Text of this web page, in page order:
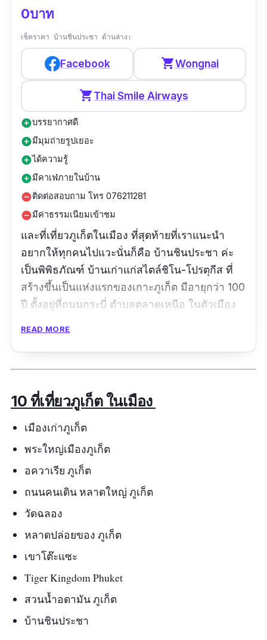
ประเภทของที่เที่ยว :
รีวิว : “สวนน้ำใหม่ใหญ่อลังการ เครื่องเล่นใหม่
แปลกตา ความปลอดภัยสูง อาหารอร่อย พนักงาน
บริการดี โดยรวมถือว่าดีเยี่ยม จะกลับไปเล่นใหม่
เพราะยังเล่นไม่ครบ”
0บาท
เช็คราคา บ้านชินประชา ด้านล่าง:
Facebook shopping_cartWongnai
shopping_cartThai Smile Airways
add_circleบรรยากาศดี
add_circleมีมุมถ่ายรูปเยอะ
add_circleได้ความรู้
add_circleมีคาเฟ่ภายในบ้าน
remove_circleติดต่อสอบถาม โทร 076211281
remove_circleมีค่าธรรมเนียมเข้าชม
และที่เที่ยวภูเก็ตในเมือง ที่สุดท้ายที่เราแนะนำ
อยากให้ทุกคนไปแวะนั่นก็คือ บ้านชินประชา ค่ะ
เป็นพิพิธภัณฑ์ บ้านเก่าแก่สไตล์ชิโน-โปรตุกีส ที่
สร้างขึ้นเป็นแห่งแรกของเกาะภูเก็ต มีอายุกว่า 100
ปี ตั้งอยู่ที่ถนนกระบี่ ตำบลตลาดเหนือ ในตัวเมือง
ในบ้านไว้เป็นอย่างดี บ้านหลังนี้มีชื่อเรียกอีกหนึ่ง
ชื่อ คือ "อังม่อเหลา" สร้างขึ้นในสมัยรัชกาลที่ 5
โดยพระพิทักษ์ชินประชา (ตันม่าเสียง) ชาวจีน
ฮกเกี้ยนโพ้นทะเลที่ตระกูลของท่านได้เข้ามา
ประกอบกิจการเหมืองแร่ดีบุก บนเกาะภูเก็ตพร้อม ๆ
กับค้าขายกับปีนัง และยังเป็นต้นตระกูล "ตัณฑ
วณิช" มีมุมถ่ายรูปสว ๆ เอยะมาก และเจ้าหน้าที่
คอยให้ความรู้ ใครมีโอกาสลองแต่งตวสไตล์วิน
เทจ ไปถ่ายรูปชิค ๆ กันดูน้าา
พิกัด Google map :
?coh=178571&entry=tt
เปิดทุกวัน 09:00–16:30 น.
READ MORE
10 ที่เที่ยวภูเก็ต ในเมือง
เมืองเก่าภูเก็ต
พระใหญ่เมืองภูเก็ต
อควาเรีย ภูเก็ต
ถนนคนเดิน หลาดใหญ่ ภูเก็ต
วัดฉลอง
หลาดปล่อยของ ภูเก็ต
เขาโต๊ะแซะ
Tiger Kingdom Phuket
สวนน้ำอดามัน ภูเก็ต
บ้านชินประชา